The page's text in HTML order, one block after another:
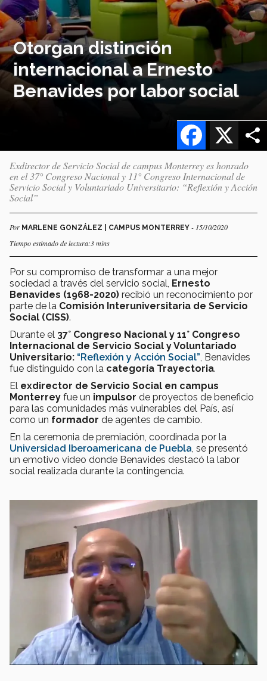
Otorgan distinción
internacional a Ernesto
Benavides por labor social
X
Facebook
Exdirector de Servicio Social de campus Monterrey es honrado
en el 37° Congreso Nacional y 11° Congreso Internacional de
Servicio Social y Voluntariado Universitario: “Reflexión y Acción
Social”
Por MARLENE GONZÁLEZ | CAMPUS MONTERREY - 15/10/2020
Tiempo estimado de lectura:3 mins
Por su compromiso de transformar a una mejor
sociedad a través del servicio social, Ernesto
Benavides (1968-2020) recibió un reconocimiento por
parte de la Comisión Interuniversitaria de Servicio
Social (CISS).
Durante el 37° Congreso Nacional y 11° Congreso
Internacional de Servicio Social y Voluntariado
Universitario: “Reflexión y Acción Social” , Benavides
fue distinguido con la categoría Trayectoria.
El exdirector de Servicio Social en campus
Monterrey fue un impulsor de proyectos de beneficio
para las comunidades más vulnerables del País, así
como un formador de agentes de cambio.
En la ceremonia de premiación, coordinada por la
Universidad Iberoamericana de Puebla , se presentó
un emotivo video donde Benavides destacó la labor
social realizada durante la contingencia.